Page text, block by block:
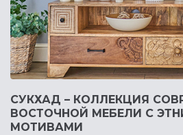
СУКХАД – КОЛЛЕКЦИЯ
ВОСТОЧНОЙ МЕБЕЛИ С
МОТИВАМИ